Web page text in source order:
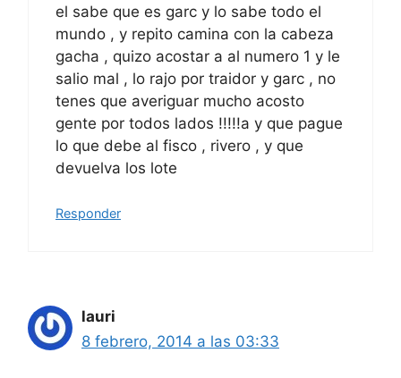
el sabe que es garc y lo sabe todo el
mundo , y repito camina con la cabeza
gacha , quizo acostar a al numero 1 y le
salio mal , lo rajo por traidor y garc , no
tenes que averiguar mucho acosto
gente por todos lados !!!!!a y que pague
lo que debe al fisco , rivero , y que
devuelva los lote
Responder
lauri
8 febrero, 2014 a las 03:33